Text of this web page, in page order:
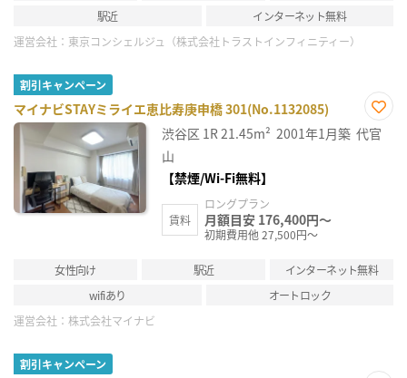
駅近
インターネット無料
運営会社： 東京コンシェルジュ（株式会社トラストインフィニティー）
割引キャンペーン
マイナビSTAYミライエ恵比寿庚申橋 301(No.1132085)
お気
に入
渋谷区 1R21.45m² 2001年1月築 代官
山
【禁煙/Wi-Fi無料】
賃料
ロングプラン
月額目安 176,400円～
初期費用他 27,500円～
女性向け 駅近
インターネット無料
wifiあり
オートロック
運営会社： 株式会社マイナビ
割引キャンペーン